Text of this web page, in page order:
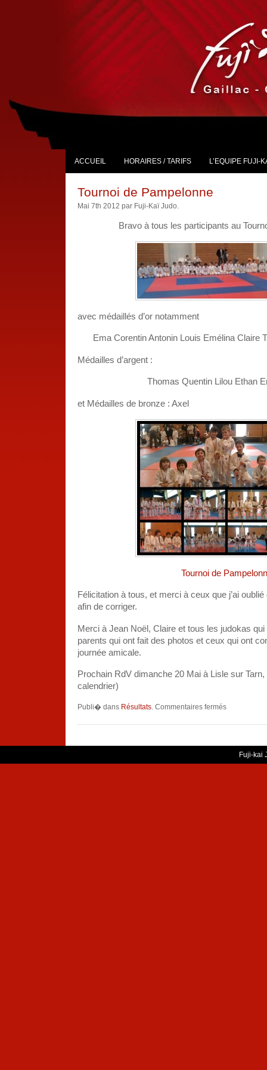
ACCUEIL HORAIRES / TARIFS L’EQUIPE FUJI-
Tournoi de Pampelonne
Mai 7th 2012 par Fuji-Kaï Judo.
Bravo à tous les participants au
avec médaillés d’or notamment
Ema Corentin Antonin Louis Emélina Claire
Médailles d’argent :
Thomas Quentin Lilou Ethan
et Médailles de bronze : Axel
Tournoi de
Félicitation à tous, et merci à ceux que j’ai
afin de corriger.
Merci à Jean Noël, Claire et tous les judokas qui
parents qui ont fait des photos et ceux qui ont
journée amicale.
Prochain RdV dimanche 20 Mai à Lisle sur
calendrier)
Publi� dans Résultats. Commentaires fermésTournoi
Pampelonne
Fuji-kai